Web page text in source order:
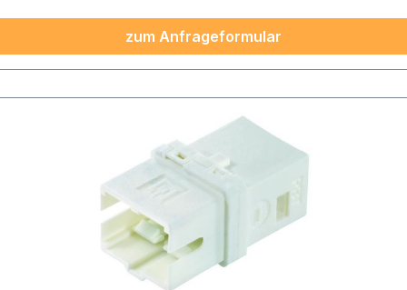
zum Anfrageformular